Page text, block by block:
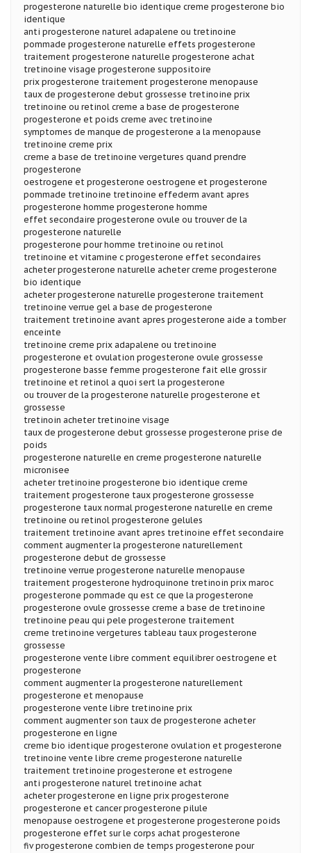
progesterone naturelle bio identique creme progesterone bio
identique
anti progesterone naturel adapalene ou tretinoine
pommade progesterone naturelle effets progesterone
traitement progesterone naturelle progesterone achat
tretinoine visage progesterone suppositoire
prix progesterone traitement progesterone menopause
taux de progesterone debut grossesse tretinoine prix
tretinoine ou retinol creme a base de progesterone
progesterone et poids creme avec tretinoine
symptomes de manque de progesterone a la menopause
tretinoine creme prix
creme a base de tretinoine vergetures quand prendre
progesterone
oestrogene et progesterone oestrogene et progesterone
pommade tretinoine tretinoine effederm avant apres
progesterone homme progesterone homme
effet secondaire progesterone ovule ou trouver de la
progesterone naturelle
progesterone pour homme tretinoine ou retinol
tretinoine et vitamine c progesterone effet secondaires
acheter progesterone naturelle acheter creme progesterone
bio identique
acheter progesterone naturelle progesterone traitement
tretinoine verrue gel a base de progesterone
traitement tretinoine avant apres progesterone aide a tomber
enceinte
tretinoine creme prix adapalene ou tretinoine
progesterone et ovulation progesterone ovule grossesse
progesterone basse femme progesterone fait elle grossir
tretinoine et retinol a quoi sert la progesterone
ou trouver de la progesterone naturelle progesterone et
grossesse
tretinoin acheter tretinoine visage
taux de progesterone debut grossesse progesterone prise de
poids
progesterone naturelle en creme progesterone naturelle
micronisee
acheter tretinoine progesterone bio identique creme
traitement progesterone taux progesterone grossesse
progesterone taux normal progesterone naturelle en creme
tretinoine ou retinol progesterone gelules
traitement tretinoine avant apres tretinoine effet secondaire
comment augmenter la progesterone naturellement
progesterone debut de grossesse
tretinoine verrue progesterone naturelle menopause
traitement progesterone hydroquinone tretinoin prix maroc
progesterone pommade qu est ce que la progesterone
progesterone ovule grossesse creme a base de tretinoine
tretinoine peau qui pele progesterone traitement
creme tretinoine vergetures tableau taux progesterone
grossesse
progesterone vente libre comment equilibrer oestrogene et
progesterone
comment augmenter la progesterone naturellement
progesterone et menopause
progesterone vente libre tretinoine prix
comment augmenter son taux de progesterone acheter
progesterone en ligne
creme bio identique progesterone ovulation et progesterone
tretinoine vente libre creme progesterone naturelle
traitement tretinoine progesterone et estrogene
anti progesterone naturel tretinoine achat
acheter progesterone en ligne prix progesterone
progesterone et cancer progesterone pilule
menopause oestrogene et progesterone progesterone poids
progesterone effet sur le corps achat progesterone
fiv progesterone combien de temps progesterone pour